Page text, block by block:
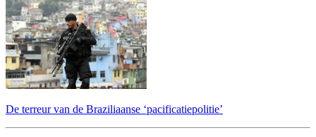
De terreur van de Braziliaanse ‘pacificatiepolitie’